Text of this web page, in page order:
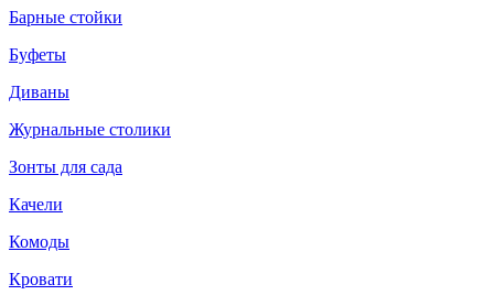
Барные стойки
Буфеты
Диваны
Журнальные столики
Зонты для сада
Качели
Комоды
Кровати